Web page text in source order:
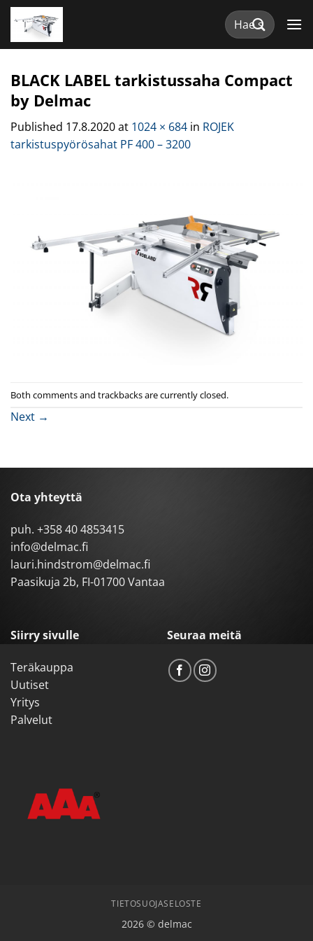
Skip
content
Etsi:
BLACK LABEL tarkistussaha Compact
by Delmac
Published 17.8.2020at 1024 × 684 in ROJEK
tarkistuspyörösahat PF 400 – 3200
Both comments and trackbacks are currently closed.
Next →
Ota yhteyttä
puh. +358 40 4853415
info@delmac.fi
lauri.hindstrom@delmac.fi
Paasikuja 2b, FI-01700 Vantaa
Siirry sivulle
Teräkauppa
Uutiset
Yritys
Palvelut
Seuraa meitä
TIETOSUOJASELOSTE
2026 © delmac